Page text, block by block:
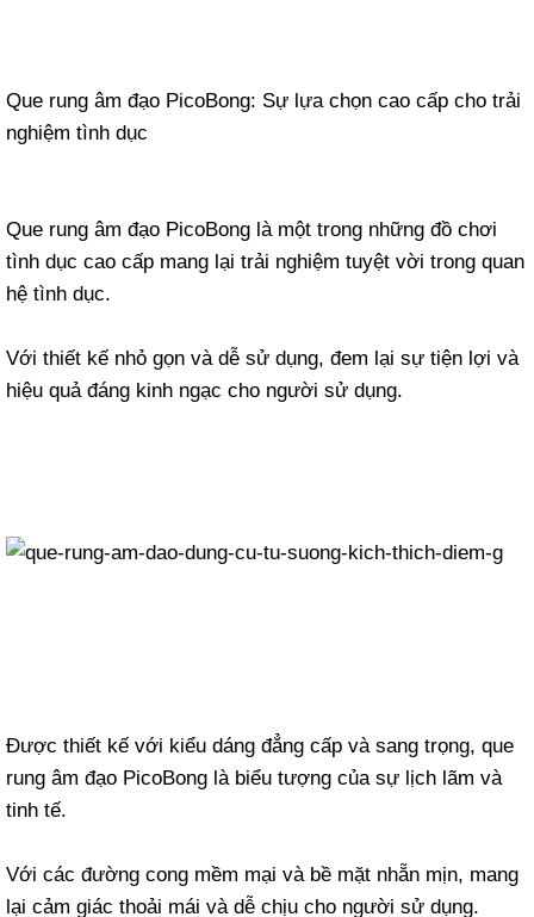
Que rung âm đạo PicoBong: Sự lựa chọn cao cấp cho trải
nghiệm tình dục
Que rung âm đạo PicoBong là một trong những đồ chơi
tình dục cao cấp mang lại trải nghiệm tuyệt vời trong quan
hệ tình dục.
Với thiết kế nhỏ gọn và dễ sử dụng, đem lại sự tiện lợi và
hiệu quả đáng kinh ngạc cho người sử dụng.
Được thiết kế với kiểu dáng đẳng cấp và sang trọng, que
rung âm đạo PicoBong là biểu tượng của sự lịch lãm và
tinh tế.
Với các đường cong mềm mại và bề mặt nhẵn mịn, mang
lại cảm giác thoải mái và dễ chịu cho người sử dụng.